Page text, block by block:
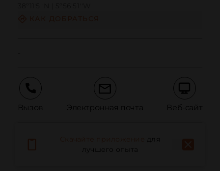
Вызов Электронная почта Веб-сайт
Сообщить о проблеме
для
лучшего опыта